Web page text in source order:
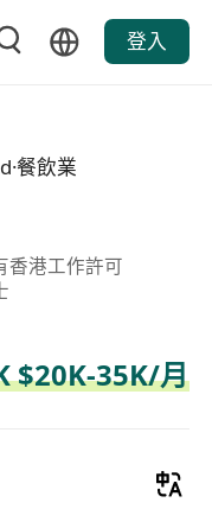
登入
餐飲業
香港工作許可
$20K-35K/月